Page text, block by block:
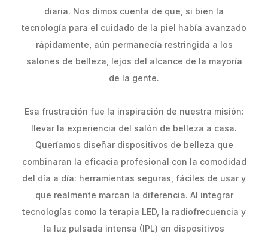
diaria. Nos dimos cuenta de que, si bien la
tecnología para el cuidado de la piel había avanzado
rápidamente, aún permanecía restringida a los
salones de belleza, lejos del alcance de la mayoría
de la gente.
Esa frustración fue la inspiración de nuestra misión:
llevar la experiencia del salón de belleza a casa.
Queríamos diseñar dispositivos de belleza que
combinaran la eficacia profesional con la comodidad
del día a día: herramientas seguras, fáciles de usar y
que realmente marcan la diferencia. Al integrar
tecnologías como la terapia LED, la radiofrecuencia y
la luz pulsada intensa (IPL) en dispositivos